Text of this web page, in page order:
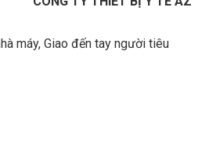
máy, Giao đến tay người tiêu